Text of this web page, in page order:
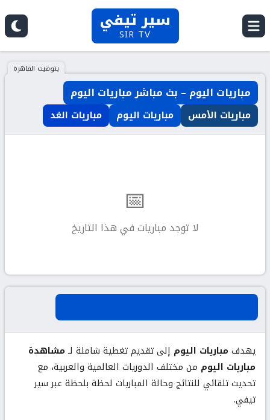
سير تيفي
SIR TV
بتوقيت القاهرة
مباريات اليوم – بث مباشر مباريات اليوم
مباريات الأمس مباريات اليوم مباريات الغد
📅
لا توجد مباريات في هذا التاريخ
يهدفمباريات اليوم إلى تقديم تغطية شاملة لـمشاهدة
مباريات اليوم من مختلف الدوريات العالمية والعربية، مع
تحديث تلقائي للنتائج وحالة المباريات لحظة بلحظة عبر سير
تيفي.